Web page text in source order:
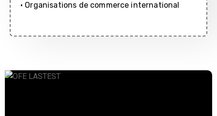
• Organisations de commerce international